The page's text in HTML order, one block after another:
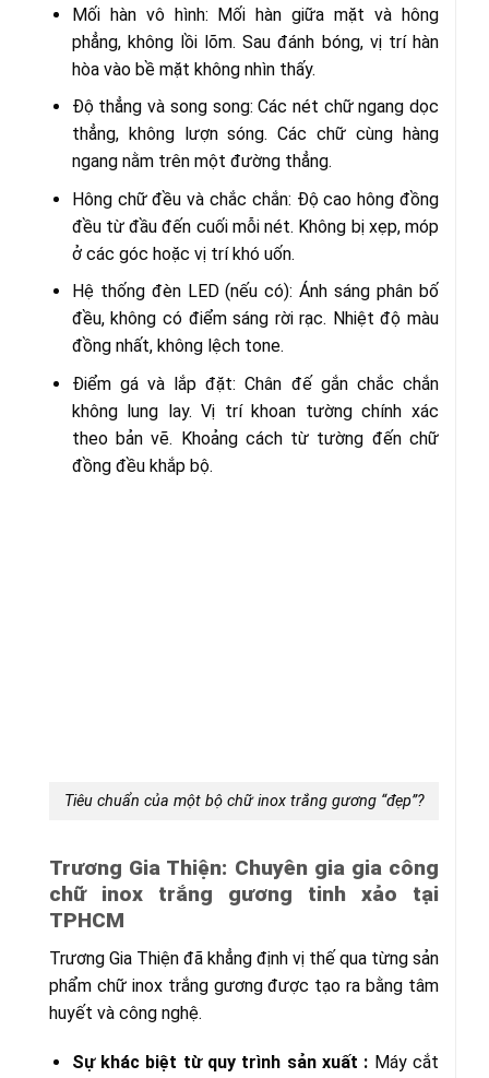
Mối hàn vô hình: Mối hàn giữa mặt và hông
phẳng, không lồi lõm. Sau đánh bóng, vị trí hàn
hòa vào bề mặt không nhìn thấy.
Độ thẳng và song song: Các nét chữ ngang dọc
thẳng, không lượn sóng. Các chữ cùng hàng
ngang nằm trên một đường thẳng.
Hông chữ đều và chắc chắn: Độ cao hông đồng
đều từ đầu đến cuối mỗi nét. Không bị xẹp, móp
ở các góc hoặc vị trí khó uốn.
Hệ thống đèn LED (nếu có): Ánh sáng phân bố
đều, không có điểm sáng rời rạc. Nhiệt độ màu
đồng nhất, không lệch tone.
Điểm gá và lắp đặt: Chân đế gắn chắc chắn
không lung lay. Vị trí khoan tường chính xác
theo bản vẽ. Khoảng cách từ tường đến chữ
đồng đều khắp bộ.
Tiêu chuẩn của một bộ chữ inox trắng gương “đẹp”?
Trương Gia Thiện: Chuyên gia gia công
chữ inox trắng gương tinh xảo tại
TPHCM
Trương Gia Thiện đã khẳng định vị thế qua từng sản
phẩm chữ inox trắng gương được tạo ra bằng tâm
huyết và công nghệ.
Sự khác biệt từ quy trình sản xuất : Máy cắt